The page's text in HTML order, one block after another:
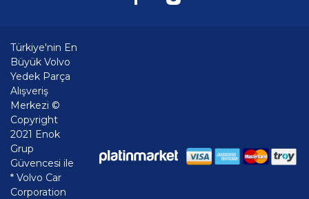
Türkiye'nin En
Büyük Volvo
Yedek Parça
Alışveriş
Merkezi ©
Copyright
2021 Enok
Grup
Güvencesi ile
* Volvo Car
Corporation